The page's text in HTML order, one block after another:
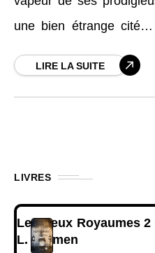
une bien étrange
nom, est dirigée d’une
LIRE LA SUITE
LIVRES
Les Deux Royaumes
L. Carmen